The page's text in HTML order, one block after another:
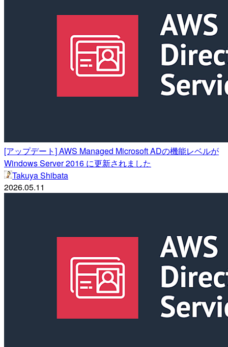
[アップデート] AWS Managed Microsoft ADの機能レベルが
Windows Server 2016 に更新されました
Takuya Shibata
2026.05.11